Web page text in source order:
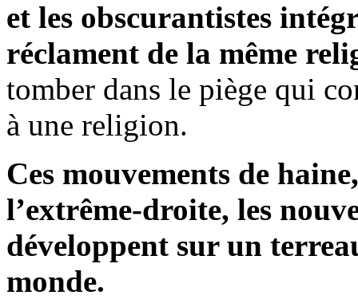
et les obscurantistes
réclament de la même
tomber dans le piège qui
à une religion.
Ces mouvements de
l’extrême-droite, les
développent sur un
monde.